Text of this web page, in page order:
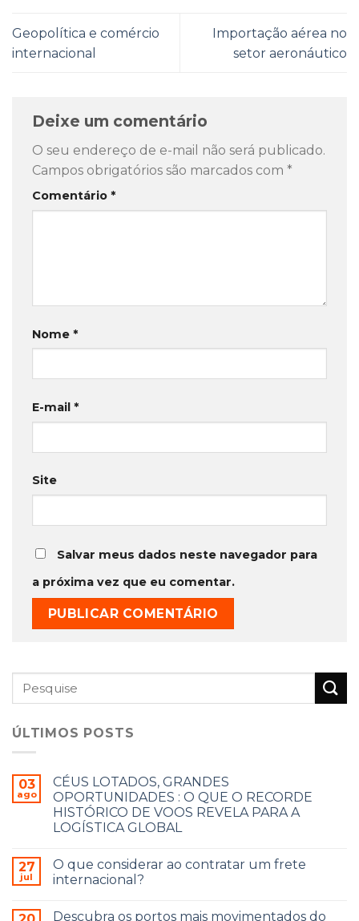
Geopolítica e comércio
internacional
Importação aérea no
setor aeronáutico
Deixe um comentário
O seu endereço de e-mail não será publicado.
Campos obrigatórios são marcados com *
Comentário *
Nome *
E-mail *
Site
Salvar meus dados neste navegador para
a próxima vez que eu comentar.
ÚLTIMOS POSTS
03
ago
CÉUS LOTADOS, GRANDES
OPORTUNIDADES : O QUE O RECORDE
HISTÓRICO DE VOOS REVELA PARA A
LOGÍSTICA GLOBAL
27
jul
O que considerar ao contratar um frete
internacional?
Descubra os portos mais movimentados do